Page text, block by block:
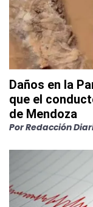
Daños en la
que el
de Mendoza
PorRedacción